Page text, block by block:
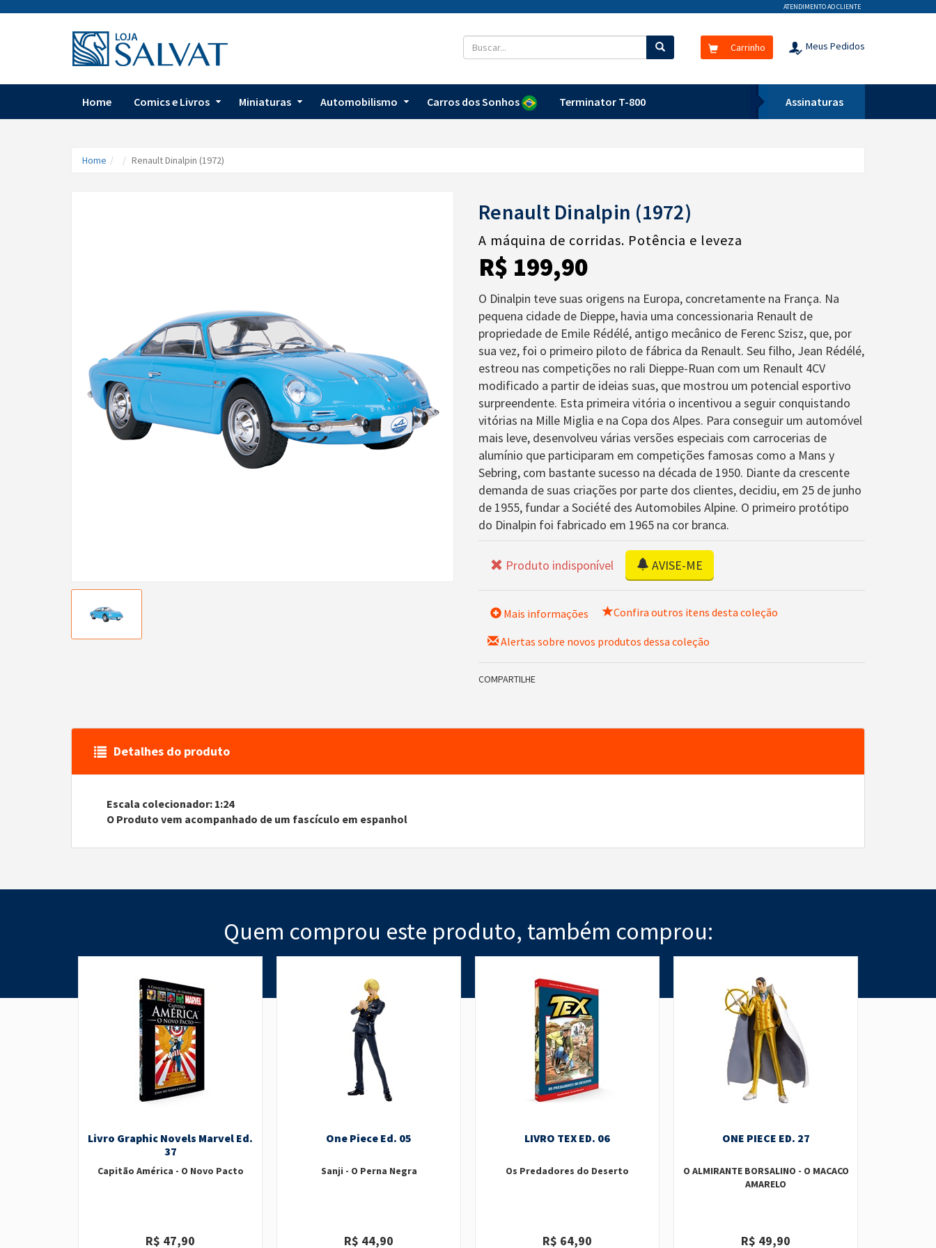
ATENDIMENTO AO CLIENTE
Carrinho Meus Pedidos
Home Comics e Livros Miniaturas Automobilismo Carros dos Sonhos Terminator T-800 Assinaturas
Home Renault Dinalpin (1972)
Renault Dinalpin (1972)
A máquina de corridas. Potência e leveza
R$ 199,90
O Dinalpin teve suas origens na Europa, concretamente na França. Na
pequena cidade de Dieppe, havia uma concessionaria Renault de
propriedade de Emile Rédélé, antigo mecânico de Ferenc Szisz, que, por
sua vez, foi o primeiro piloto de fábrica da Renault. Seu filho, Jean Rédélé,
estreou nas competições no rali Dieppe-Ruan com um Renault 4CV
modificado a partir de ideias suas, que mostrou um potencial esportivo
surpreendente. Esta primeira vitória o incentivou a seguir conquistando
vitórias na Mille Miglia e na Copa dos Alpes. Para conseguir um automóvel
mais leve, desenvolveu várias versões especiais com carrocerias de
alumínio que participaram em competições famosas como a Mans y
Sebring, com bastante sucesso na década de 1950. Diante da crescente
demanda de suas criações por parte dos clientes, decidiu, em 25 de junho
de 1955, fundar a Société des Automobiles Alpine. O primeiro protótipo
do Dinalpin foi fabricado em 1965 na cor branca.
Produto indisponível AVISE-ME
Mais informações Confira outros itens desta coleção
Alertas sobre novos produtos dessa coleção
COMPARTILHE
Detalhes do produto
Escala colecionador: 1:24
O Produto vem acompanhado de um fascículo em espanhol
Quem comprou este produto, também comprou:
Livro Graphic Novels Marvel Ed.
37
Capitão América - O Novo Pacto
R$ 47,90
One Piece Ed. 05
Sanji - O Perna Negra
R$ 44,90
LIVRO TEX ED. 06
Os Predadores do Deserto
R$ 64,90
ONE PIECE ED. 27
O ALMIRANTE BORSALINO - O MACACO
AMARELO
R$ 49,90